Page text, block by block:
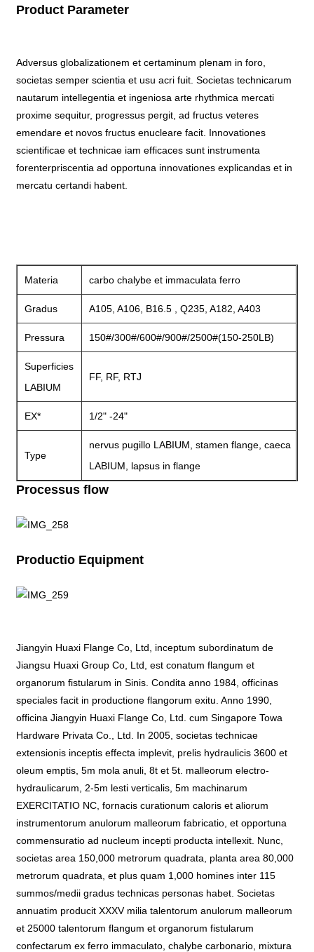
Product Parameter
Adversus globalizationem et certaminum plenam in foro,
societas semper scientia et usu acri fuit. Societas technicarum
nautarum intellegentia et ingeniosa arte rhythmica mercati
proxime sequitur, progressus pergit, ad fructus veteres
emendare et novos fructus enucleare facit. Innovationes
scientificae et technicae iam efficaces sunt instrumenta
forenterpriscentia ad opportuna innovationes explicandas et in
mercatu certandi habent.
Materia carbo chalybe et immaculata ferro
Gradus A105, A106, B16.5 , Q235, A182, A403
Pressura 150#/300#/600#/900#/2500#(150-250LB)
Superficies
LABIUM
FF, RF, RTJ
EX* 1/2" -24"
Type
nervus pugillo LABIUM, stamen flange, caeca
LABIUM, lapsus in flange
Processus flow
Productio Equipment
Jiangyin Huaxi Flange Co, Ltd, inceptum subordinatum de
Jiangsu Huaxi Group Co, Ltd, est conatum flangum et
organorum fistularum in Sinis. Condita anno 1984, officinas
speciales facit in productione flangorum exitu. Anno 1990,
officina Jiangyin Huaxi Flange Co, Ltd. cum Singapore Towa
Hardware Privata Co., Ltd. In 2005, societas technicae
extensionis inceptis effecta implevit, prelis hydraulicis 3600 et
oleum emptis, 5m mola anuli, 8t et 5t. malleorum electro-
hydraulicarum, 2-5m lesti verticalis, 5m machinarum
EXERCITATIO NC, fornacis curationum caloris et aliorum
instrumentorum anulorum malleorum fabricatio, et opportuna
commensuratio ad nucleum incepti producta intellexit. Nunc,
societas area 150,000 metrorum quadrata, planta area 80,000
metrorum quadrata, et plus quam 1,000 homines inter 115
summos/medii gradus technicas personas habet. Societas
annuatim producit XXXV milia talentorum anulorum malleorum
et 25000 talentorum flangum et organorum fistularum
confectarum ex ferro immaculato, chalybe carbonario, mixtura